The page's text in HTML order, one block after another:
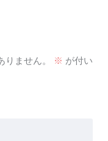
ません。 ※ が付い